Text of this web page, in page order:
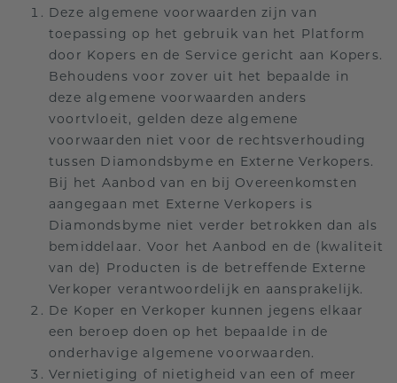
Deze algemene voorwaarden zijn van
toepassing op het gebruik van het Platform
door Kopers en de Service gericht aan Kopers.
Behoudens voor zover uit het bepaalde in
deze algemene voorwaarden anders
voortvloeit, gelden deze algemene
voorwaarden niet voor de rechtsverhouding
tussen Diamondsbyme en Externe Verkopers.
Bij het Aanbod van en bij Overeenkomsten
aangegaan met Externe Verkopers is
Diamondsbyme niet verder betrokken dan als
bemiddelaar. Voor het Aanbod en de (kwaliteit
van de) Producten is de betreffende Externe
Verkoper verantwoordelijk en aansprakelijk.
De Koper en Verkoper kunnen jegens elkaar
een beroep doen op het bepaalde in de
onderhavige algemene voorwaarden.
Vernietiging of nietigheid van een of meer